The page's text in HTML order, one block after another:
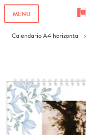
MENU
Calendario A4 horizontal